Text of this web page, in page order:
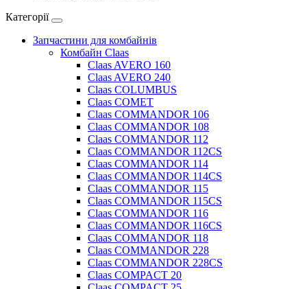
Категорії
Запчастини для комбайнів
Комбайн Claas
Claas AVERO 160
Claas AVERO 240
Claas COLUMBUS
Claas COMET
Claas COMMANDOR 106
Claas COMMANDOR 108
Claas COMMANDOR 112
Claas COMMANDOR 112CS
Claas COMMANDOR 114
Claas COMMANDOR 114CS
Claas COMMANDOR 115
Claas COMMANDOR 115CS
Claas COMMANDOR 116
Claas COMMANDOR 116CS
Claas COMMANDOR 118
Claas COMMANDOR 228
Claas COMMANDOR 228CS
Claas COMPACT 20